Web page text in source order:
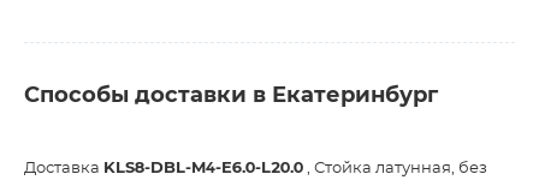
Способы доставки в Екатеринбург
Доставка KLS8-DBL-M4-E6.0-L20.0 , Стойка латунная, без